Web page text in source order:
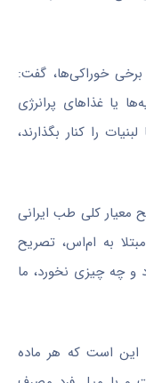
برخی خوراکی‌ها، گفت:
یا غذاهای پرانرژی
را کنار بگذارند،
معیار کلی طب ایرانی
به ام‌اس، تصریح
و چه چیزی نخورد، ما
این است که هر ماده